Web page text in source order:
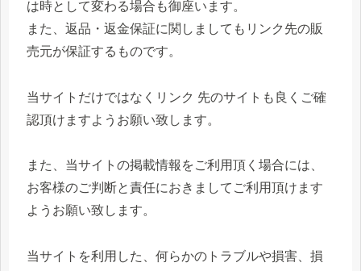
は時として変わる場合も御座います。
また、返品・返金保証に関しましてもリンク先の販
売元が保証するものです。
当サイトだけではなくリンク 先のサイトも良くご確
認頂けますようお願い致します。
また、当サイトの掲載情報をご利用頂く場合には、
お客様のご判断と責任におきましてご利用頂けます
ようお願い致します。
当サイトを利用した、何らかのトラブルや損害、損